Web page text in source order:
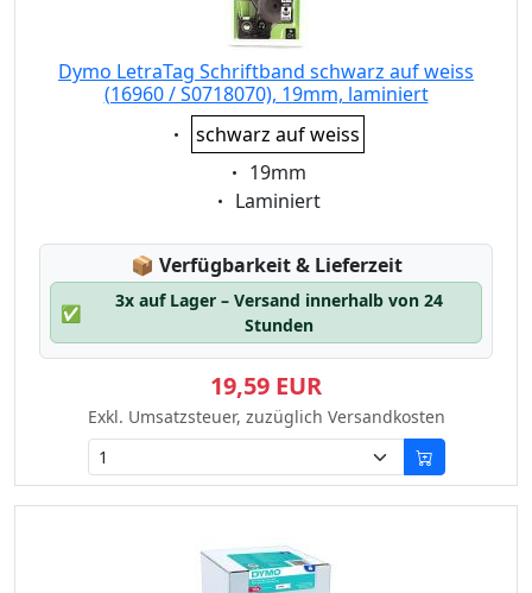
Dymo LetraTag Schriftband schwarz auf weiss
(16960 / S0718070), 19mm, laminiert
Eigenschaft:
schwarz auf weiss
Eigenschaft:
19mm
Eigenschaft:
Laminiert
📦 Lagerstatus:
Verfügbarkeit & Lieferzeit
✅
3x auf Lager – Versand innerhalb von 24
Stunden
19,59 EUR
Exkl. Umsatzsteuer, zuzüglich Versandkosten